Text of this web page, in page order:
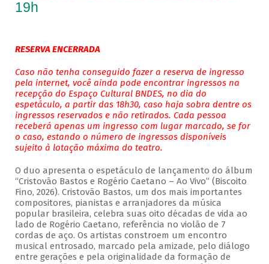
19h
RESERVA ENCERRADA
Caso não tenha conseguido fazer a reserva de ingresso
pela internet, você ainda pode encontrar ingressos na
recepção do Espaço Cultural BNDES, no dia do
espetáculo, a partir das 18h30, caso haja sobra dentre os
ingressos reservados e não retirados. Cada pessoa
receberá apenas um ingresso com lugar marcado, se for
o caso, estando o número de ingressos disponíveis
sujeito à lotação máxima do teatro.
O duo apresenta o espetáculo de lançamento do álbum
“Cristovão Bastos e Rogério Caetano – Ao Vivo” (Biscoito
Fino, 2026). Cristovão Bastos, um dos mais importantes
compositores, pianistas e arranjadores da música
popular brasileira, celebra suas oito décadas de vida ao
lado de Rogério Caetano, referência no violão de 7
cordas de aço. Os artistas constroem um encontro
musical entrosado, marcado pela amizade, pelo diálogo
entre gerações e pela originalidade da formação de